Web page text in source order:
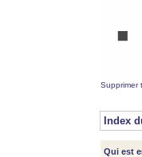
Supprimer
Index
Qui est